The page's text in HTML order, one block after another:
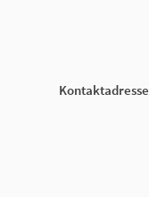
Kontaktadresse